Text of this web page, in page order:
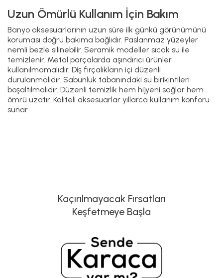
Uzun Ömürlü Kullanım İçin Bakım
Banyo aksesuarlarının uzun süre ilk günkü görünümünü
koruması doğru bakıma bağlıdır. Paslanmaz yüzeyler
nemli bezle silinebilir. Seramik modeller sıcak su ile
temizlenir. Metal parçalarda aşındırıcı ürünler
kullanılmamalıdır. Diş fırçalıkların içi düzenli
durulanmalıdır. Sabunluk tabanındaki su birikintileri
boşaltılmalıdır. Düzenli temizlik hem hijyeni sağlar hem
ömrü uzatır. Kaliteli aksesuarlar yıllarca kullanım konforu
sunar.
Kaçırılmayacak Fırsatları
Keşfetmeye Başla